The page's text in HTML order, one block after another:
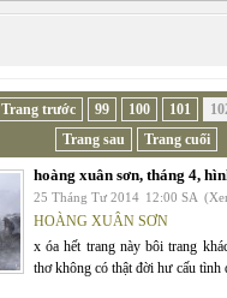
Trang trước 99 100 101
Trang sau
Trang cuối
hoàng xuân sơn, tháng 4,
25 Tháng Tư 2014 12:00 SA
HOÀNG XUÂN SƠN
x óa hết trang này bôi trang
thơ không có thật đời hư cấu